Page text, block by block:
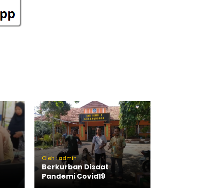
Oleh : admin
Berkurban Disaat
Pandemi Covid19